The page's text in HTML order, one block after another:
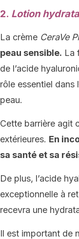
2. Lotion
La crème CeraVe
peau sensible. La
de l’acide
rôle essentiel dans
peau.
Cette barrière agit
extérieures. En
sa santé et sa
De plus, l’acide
exceptionnelle à
recevra une
Il est important de